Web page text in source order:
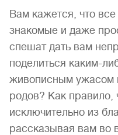
Вам кажется, что
знакомые и да­же
спешат дать вам
поделиться каким-
живописным ужасом
родов? Как правило,
исключительно из
рассказывая вам во